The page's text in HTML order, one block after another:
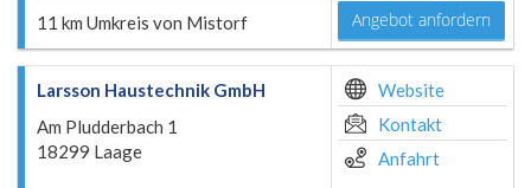
11 km Umkreis von Mistorf Angebot anfordern
Larsson Haustechnik GmbH
Am Pludderbach 1
18299 Laage
Website
Kontakt
Anfahrt